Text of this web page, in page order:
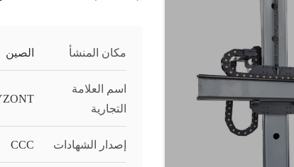
مكان المنشأ الصين
اسم العلامة
التجارية
إصدار الشهادات CCC